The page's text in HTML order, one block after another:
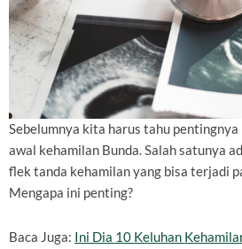
Sebelumnya kita harus tahu
awal kehamilan Bunda. Salah satunya
flek tanda kehamilan yang bisa terjadi
Mengapa ini penting?
Baca Juga: Ini Dia 10 Keluhan